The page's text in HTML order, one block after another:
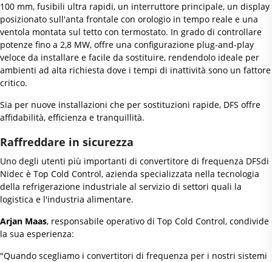
100 mm, fusibili ultra rapidi, un interruttore principale, un display
posizionato sull'anta frontale con orologio in tempo reale e una
ventola montata sul tetto con termostato. In grado di controllare
potenze fino a 2,8 MW, offre una configurazione plug-and-play
veloce da installare e facile da sostituire, rendendolo ideale per
ambienti ad alta richiesta dove i tempi di inattività sono un fattore
critico.
Sia per nuove installazioni che per sostituzioni rapide, DFS offre
affidabilità, efficienza e tranquillità.
Raffreddare in sicurezza
Uno degli utenti più importanti di convertitore di frequenza DFSdi
Nidec è Top Cold Control, azienda specializzata nella tecnologia
della refrigerazione industriale al servizio di settori quali la
logistica e l'industria alimentare.
Arjan Maas, responsabile operativo di Top Cold Control, condivide
la sua esperienza:
"Quando scegliamo i convertitori di frequenza per i nostri sistemi